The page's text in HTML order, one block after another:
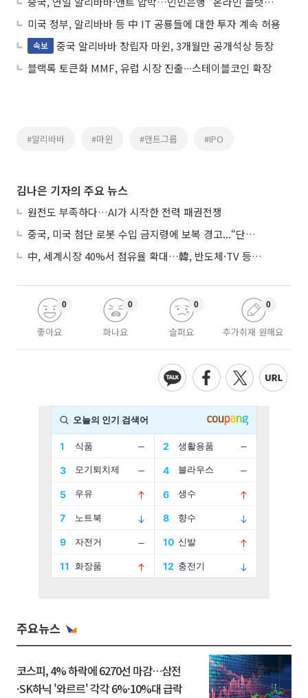
미국 정부, 알리바바 등 中 IT 공룡들에 대한 투자 계속 허용
속보
중국 알리바바 창립자 마윈, 3개월만 공개석상 등장
블랙록 토큰화 MMF, 유럽 시장 진출∙∙∙스테이블코인 확장
#알리바바 #마윈 #앤트그룹 #IPO
김나은 기자의 주요 뉴스
원전도 부족하다…AI가 시작한 전력 패권전쟁
중국, 미국 첨단 로봇 수입 금지령에 보복 경고...“단호히 대응”
中, 세계시장 40%서 점유율 확대…韓, 반도체·TV 등 4개 품목 1위
좋아요
0
화나요
0
슬퍼요
0
추가취재 원해요
0
주요뉴스
코스피, 4% 하락에 6270선 마감…삼전
·SK하닉 '와르르' 각각 6%·10%대 급락